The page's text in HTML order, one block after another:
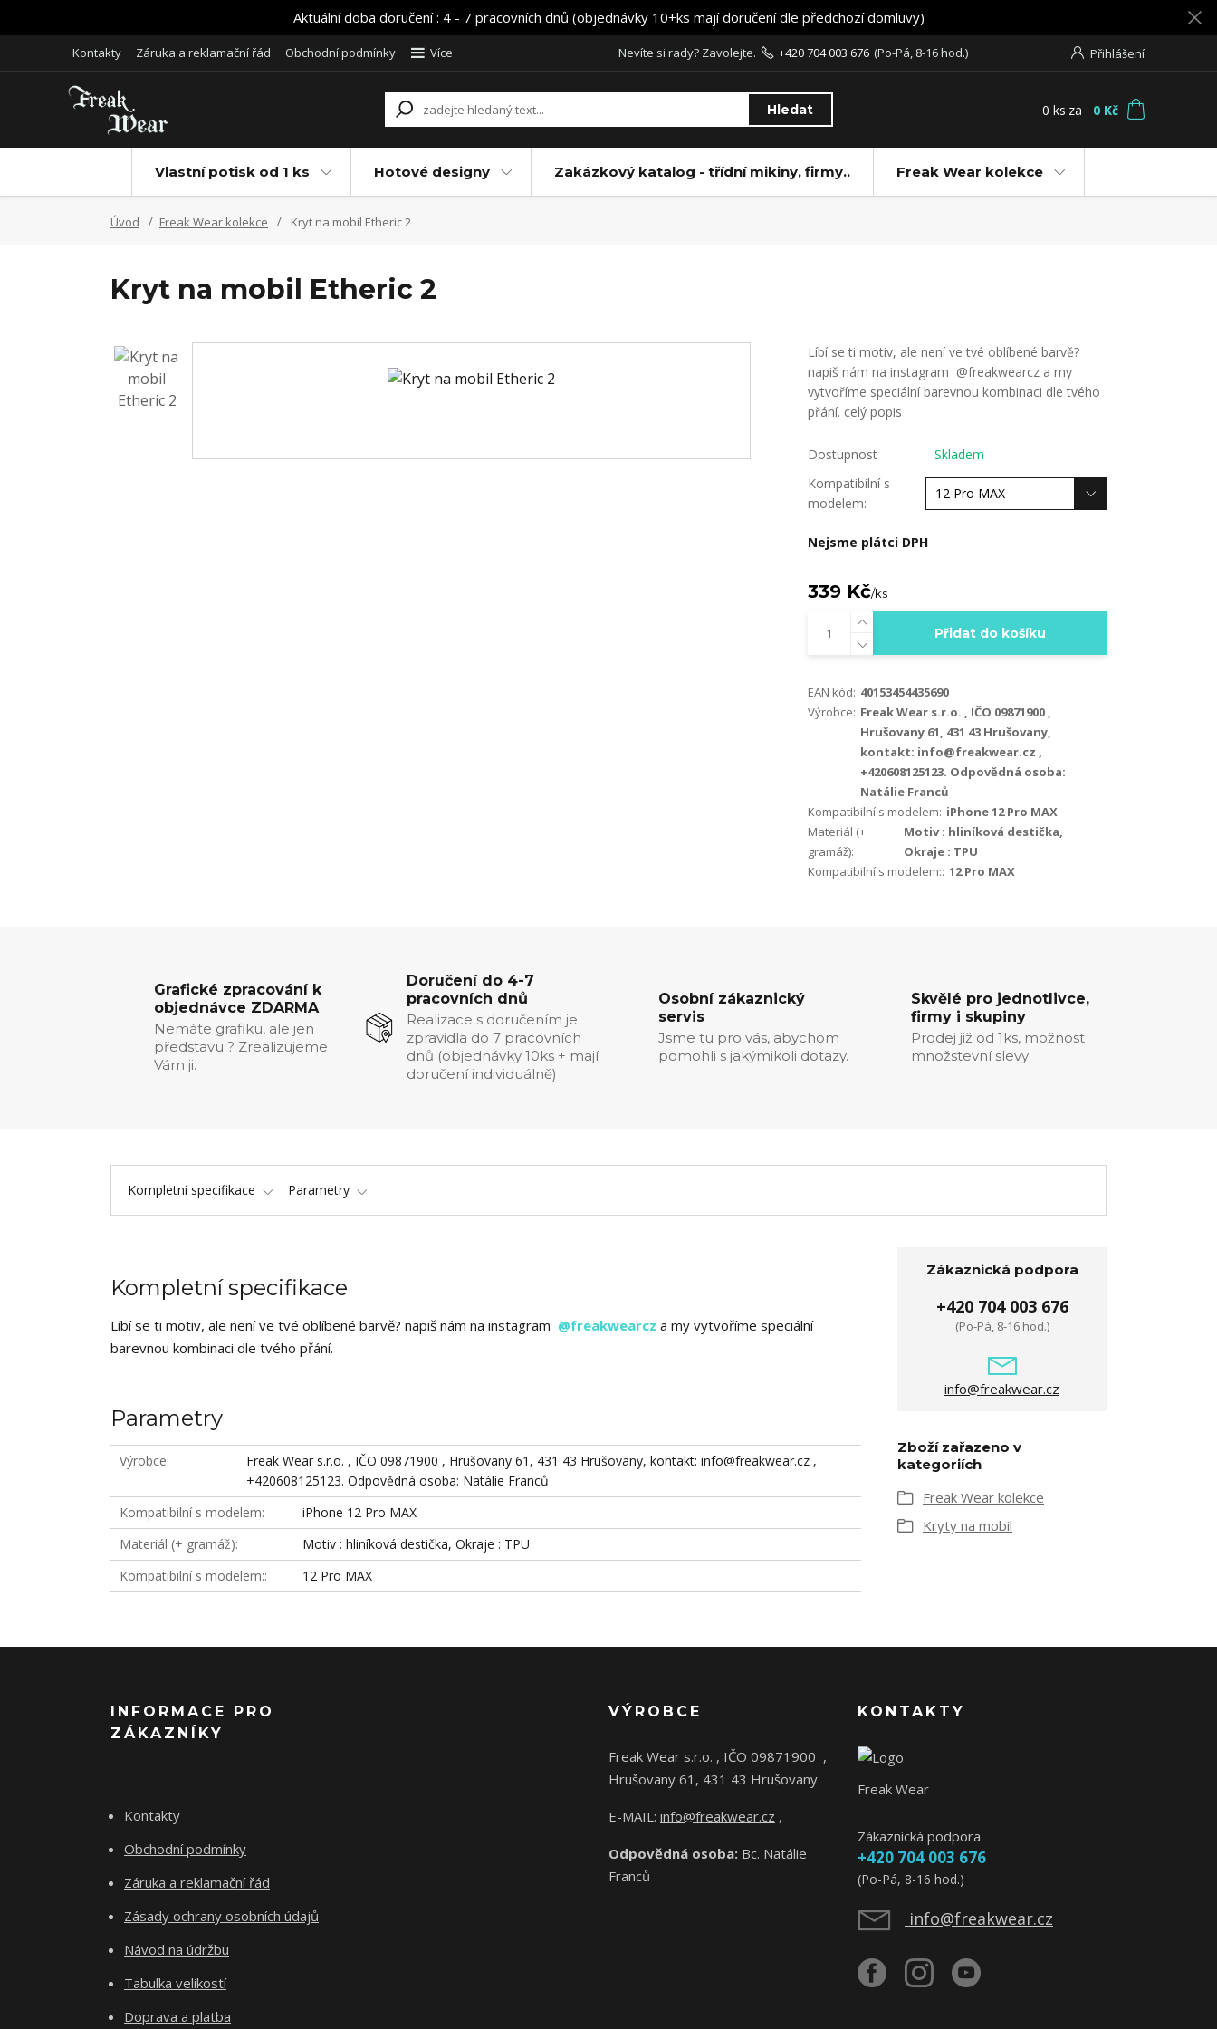
Aktuální doba doručení : 4 - 7 pracovních dnů (objednávky 10+ks mají doručení dle předchozí domluvy)
Kontakty Záruka a reklamační řád Obchodní podmínky Více Přihlášení
Hledat
Nevíte si rady? Zavolejte. +420 704 003 676 (Po-Pá, 8-16 hod.)
0 ks za 0 Kč
Vlastní potisk od 1 ks Hotové designy Zakázkový katalog - třídní mikiny, firmy.. Freak Wear kolekce
Úvod Freak Wear kolekce Kryt na mobil Etheric 2
Kryt na mobil Etheric 2
Líbí se ti motiv, ale není ve tvé oblíbené barvě?
napiš nám na instagram @freakwearcz a my
vytvoříme speciální barevnou kombinaci dle tvého
přání. celý popis
Dostupnost
Skladem
Kompatibilní s
modelem:
Nejsme plátci DPH
339 Kč/ks
Přidat do košíku
EAN kód: 40153454435690
Výrobce: Freak Wear s.r.o. , IČO 09871900 ,
Hrušovany 61, 431 43 Hrušovany,
kontakt: info@freakwear.cz ,
+420608125123. Odpovědná osoba:
Natálie Franců
Kompatibilní s modelem: iPhone 12 Pro MAX
Materiál (+
gramáž):
Motiv : hliníková destička,
Okraje : TPU
Kompatibilní s modelem:: 12 Pro MAX
Grafické zpracování k
objednávce ZDARMA
Nemáte grafiku, ale jen
představu ? Zrealizujeme
Vám ji.
Doručení do 4-7
pracovních dnů
Realizace s doručením je
zpravidla do 7 pracovních
dnů (objednávky 10ks + mají
doručení individuálně)
Osobní zákaznický
servis
Jsme tu pro vás, abychom
pomohli s jakýmikoli dotazy.
Skvělé pro jednotlivce,
firmy i skupiny
Prodej již od 1ks, možnost
množstevní slevy
Kompletní specifikace Parametry
Kompletní specifikace
Líbí se ti motiv, ale není ve tvé oblíbené barvě? napiš nám na instagram @freakwearcz a my vytvoříme speciální
barevnou kombinaci dle tvého přání.
Parametry
Výrobce
Freak Wear s.r.o. , IČO 09871900 , Hrušovany 61, 431 43 Hrušovany, kontakt: info@freakwear.cz ,
+420608125123. Odpovědná osoba: Natálie Franců
Kompatibilní s modelem
iPhone 12 Pro MAX
Materiál (+ gramáž)
Motiv : hliníková destička, Okraje : TPU
Kompatibilní s modelem:
12 Pro MAX
Zákaznická podpora
+420 704 003 676
(Po-Pá, 8-16 hod.)
info@freakwear.cz
Zboží zařazeno v
kategoriích
Freak Wear kolekce
Kryty na mobil
INFORMACE PRO
ZÁKAZNÍKY
Kontakty
Obchodní podmínky
Záruka a reklamační řád
Zásady ochrany osobních údajů
Návod na údržbu
Tabulka velikostí
Doprava a platba
VÝROBCE
Freak Wear s.r.o. , IČO 09871900 ,
Hrušovany 61, 431 43 Hrušovany
E-MAIL: info@freakwear.cz ,
Odpovědná osoba: Bc. Natálie
Franců
KONTAKTY
Freak Wear
Zákaznická podpora
+420 704 003 676
(Po-Pá, 8-16 hod.)
info@freakwear.cz